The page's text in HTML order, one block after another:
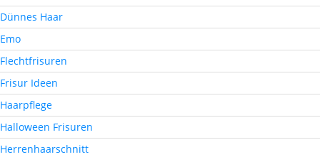
Dünnes Haar
Emo
Flechtfrisuren
Frisur Ideen
Haarpflege
Halloween Frisuren
Herrenhaarschnitt